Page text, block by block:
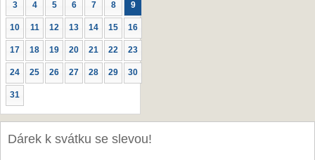
3 4 5 6 7 8 9
10 11 12 13 14 15 16
17 18 19 20 21 22 23
24 25 26 27 28 29 30
31
Dárek k svátku se slevou!